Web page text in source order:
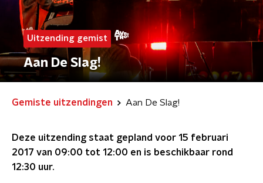
Uitzending gemist
Aan De Slag!
Gemiste uitzendingen Aan De Slag!
Deze uitzending staat gepland voor 15 februari
2017 van 09:00 tot 12:00 en is beschikbaar rond
12:30 uur.